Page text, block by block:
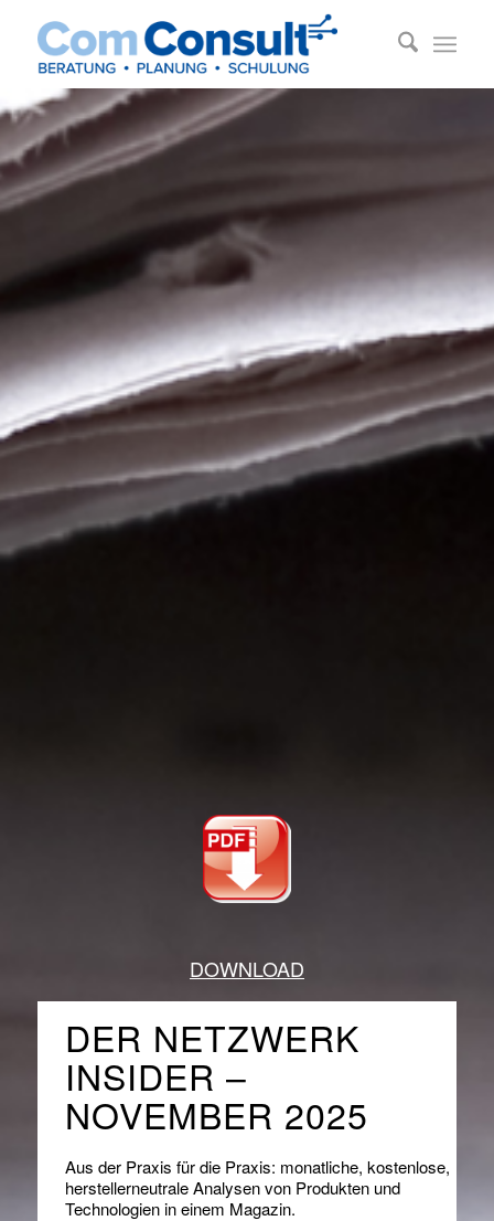
DOWNLOAD
DER NETZWERK
INSIDER –
NOVEMBER 2025
Aus der Praxis für die Praxis: monatliche, kostenlose,
herstellerneutrale Analysen von Produkten und
Technologien in einem Magazin.